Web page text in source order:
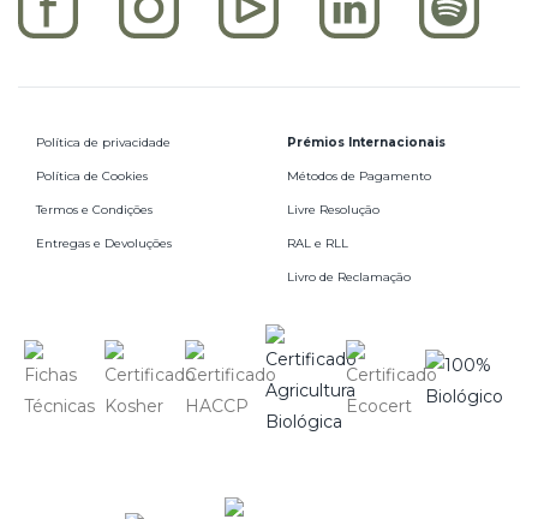
Política de privacidade
Política de Cookies
Termos e Condições
Entregas e Devoluções
Prémios Internacionais
Métodos de Pagamento
Livre Resolução
RAL e RLL
Livro de Reclamação